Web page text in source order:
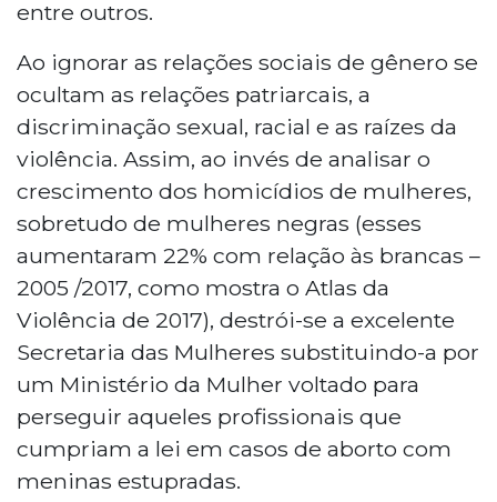
entre outros.
Ao ignorar as relações sociais de gênero se
ocultam as relações patriarcais, a
discriminação sexual, racial e as raízes da
violência. Assim, ao invés de analisar o
crescimento dos homicídios de mulheres,
sobretudo de mulheres negras (esses
aumentaram 22% com relação às brancas –
2005 /2017, como mostra o Atlas da
Violência de 2017), destrói-se a excelente
Secretaria das Mulheres substituindo-a por
um Ministério da Mulher voltado para
perseguir aqueles profissionais que
cumpriam a lei em casos de aborto com
meninas estupradas.